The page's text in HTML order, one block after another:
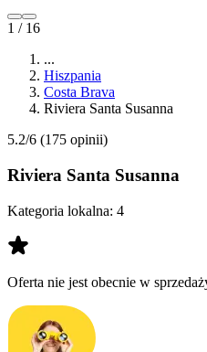
1 / 16
...
Hiszpania
Costa Brava
Riviera Santa Susanna
5.2/6 (175 opinii)
Riviera Santa Susanna
Kategoria lokalna: 4
Oferta nie jest obecnie w